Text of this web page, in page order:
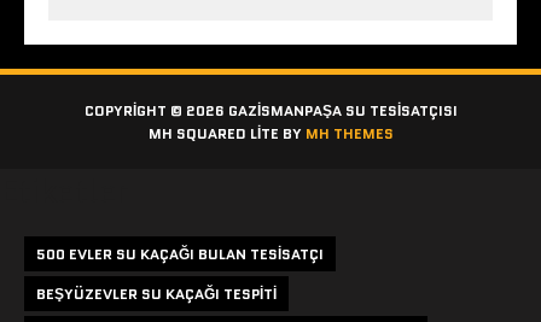
COPYRIGHT © 2026 GAZISMANPAŞA SU TESISATÇISI
MH SQUARED LITE BY MH THEMES
500 EVLER SU KAÇAĞI BULAN TESISATÇI
BEŞYÜZEVLER SU KAÇAĞI TESPITI